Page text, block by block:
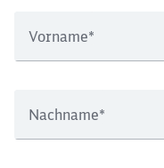
Vorname*
Nachname*